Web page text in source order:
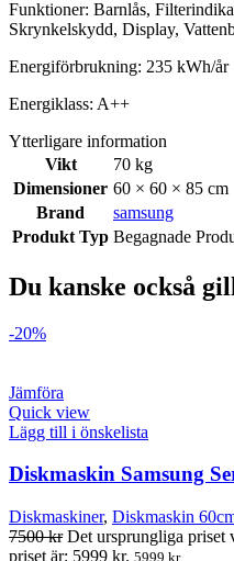
Funktioner: Barnlås,
Skrynkelskydd, Display,
Energiförbrukning: 235 kWh/år
Energiklass: A++
Ytterligare information
Vikt
70 kg
Dimensioner 60 × 60 × 85 cm
Brand
samsung
Produkt Typ Begagnade
Du kanske också
-20%
Jämföra
Quick view
Lägg till i önskelista
Diskmaskin Samsung
Diskmaskiner, Diskmaskin
7500kr Det ursprungliga priset
priset är: 5999 kr. 5999 kr